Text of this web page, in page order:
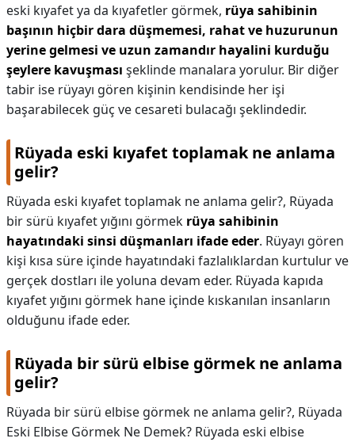
eski kıyafet ya da kıyafetler görmek, rüya sahibinin
başının hiçbir dara düşmemesi, rahat ve huzurunun
yerine gelmesi ve uzun zamandır hayalini kurduğu
şeylere kavuşması şeklinde manalara yorulur. Bir diğer
tabir ise rüyayı gören kişinin kendisinde her işi
başarabilecek güç ve cesareti bulacağı şeklindedir.
Rüyada eski kıyafet toplamak ne anlama
gelir?
Rüyada eski kıyafet toplamak ne anlama gelir?, Rüyada
bir sürü kıyafet yığını görmek rüya sahibinin
hayatındaki sinsi düşmanları ifade eder. Rüyayı gören
kişi kısa süre içinde hayatındaki fazlalıklardan kurtulur ve
gerçek dostları ile yoluna devam eder. Rüyada kapıda
kıyafet yığını görmek hane içinde kıskanılan insanların
olduğunu ifade eder.
Rüyada bir sürü elbise görmek ne anlama
gelir?
Rüyada bir sürü elbise görmek ne anlama gelir?, Rüyada
Eski Elbise Görmek Ne Demek? Rüyada eski elbise